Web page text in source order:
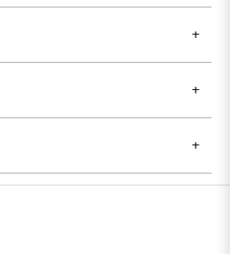
+
+
+